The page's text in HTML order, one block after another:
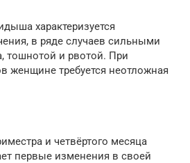
характеризуется
в ряде случаев сильными
тошнотой и рвотой. При
женщине требуется неотложная
и четвёртого месяца
первые изменения в своей